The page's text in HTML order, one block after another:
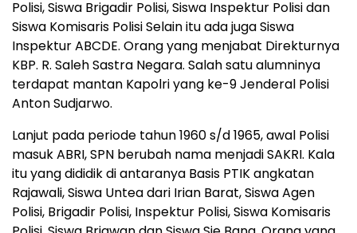
Polisi, Siswa Brigadir Polisi, Siswa Inspektur Polisi dan
Siswa Komisaris Polisi Selain itu ada juga Siswa
Inspektur ABCDE. Orang yang menjabat Direkturnya
KBP. R. Saleh Sastra Negara. Salah satu alumninya
terdapat mantan Kapolri yang ke-9 Jenderal Polisi
Anton Sudjarwo.
Lanjut pada periode tahun 1960 s/d 1965, awal Polisi
masuk ABRI, SPN berubah nama menjadi SAKRI. Kala
itu yang dididik di antaranya Basis PTIK angkatan
Rajawali, Siswa Untea dari Irian Barat, Siswa Agen
Polisi, Brigadir Polisi, Inspektur Polisi, Siswa Komisaris